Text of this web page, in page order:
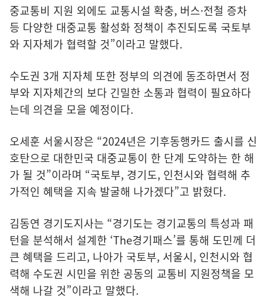
중교통비 지원 외에도 교통시설 확충, 버스·전철 증차
등 다양한 대중교통 활성화 정책이 추진되도록 국토부
와 지자체가 협력할 것”이라고 말했다.
수도권 3개 지자체 또한 정부의 의견에 동조하면서 정
부와 지자체간의 보다 긴밀한 소통과 협력이 필요하다
는데 의견을 모을 예정이다.
오세훈 서울시장은 “2024년은 기후동행카드 출시를 신
호탄으로 대한민국 대중교통이 한 단계 도약하는 한 해
가 될 것”이라며 “국토부, 경기도, 인천시와 협력해 추
가적인 혜택을 지속 발굴해 나가겠다”고 밝혔다.
김동연 경기도지사는 “경기도는 경기교통의 특성과 패
턴을 분석해서 설계한 ‘The경기패스’를 통해 도민께 더
큰 혜택을 드리고, 나아가 국토부, 서울시, 인천시와 협
력해 수도권 시민을 위한 공동의 교통비 지원정책을 모
색해 나갈 것”이라고 말했다.